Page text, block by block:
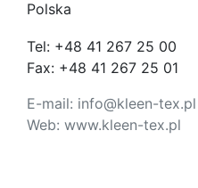
Polska
Tel: +48 41 267 25 00
Fax: +48 41 267 25 01
E-mail: info@kleen-tex.pl
Web: www.kleen-tex.pl